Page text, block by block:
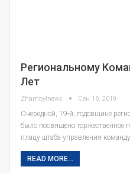
Региональному
Лет
Zhambylnews Сен 16, 2019
Очередной, 19-й, годовщине
было посвящено торжественное
плацу штаба управления
READ MORE...